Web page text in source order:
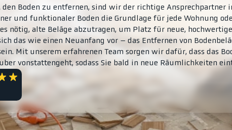
den Boden zu entfernen, sind wir der richtige Ansprechpartner
und funktionaler Boden die Grundlage für jede Wohnung
nötig, alte Beläge abzutragen, um Platz für neue,
das wie einen Neuanfang vor – das Entfernen von
Mit unserem erfahrenen Team sorgen wir dafür, dass das
vonstattengeht, sodass Sie bald in neue Räumlichkeiten